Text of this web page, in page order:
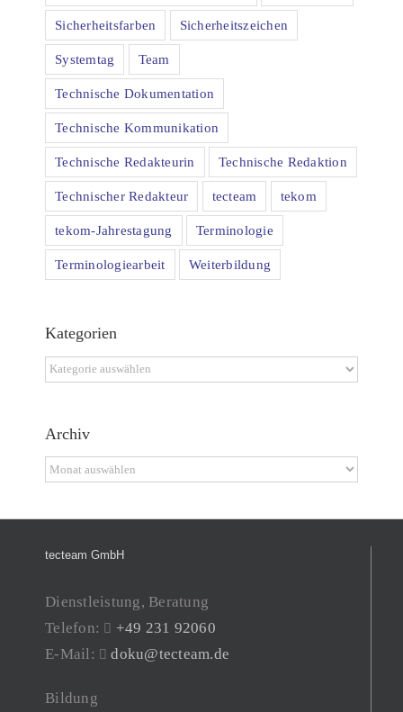
Sicherheitsfarben Sicherheitszeichen
Systemtag Team
Technische Dokumentation
Technische Kommunikation
Technische Redakteurin Technische Redaktion
Technischer Redakteur tecteam tekom
tekom-Jahrestagung Terminologie
Terminologiearbeit Weiterbildung
Kategorien
Kategorien
Archiv
Archiv
tecteam GmbH
Dienstleistung, Beratung
Telefon:
+49 231 92060
E-Mail:
doku@tecteam.de
Bildung